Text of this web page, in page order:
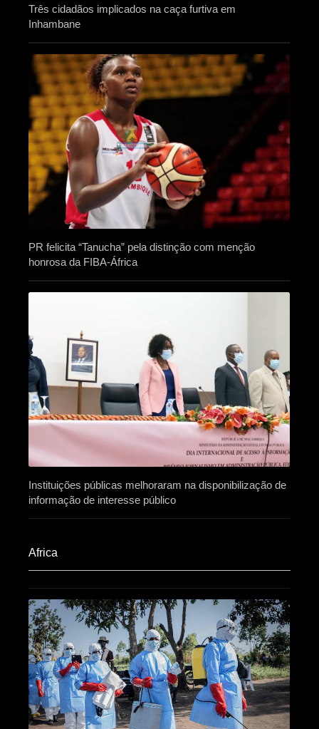
Três cidadãos implicados na caça furtiva em
Inhambane
PR felicita “Tanucha” pela distinção com menção
honrosa da FIBA-África
Instituições públicas melhoraram na disponibilização de
informação de interesse público
Africa​